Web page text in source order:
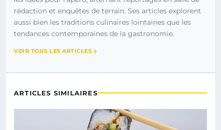
rédaction et enquêtes de terrain. Ses articles explorent
aussi bien les traditions culinaires lointaines que les
tendances contemporaines de la gastronomie.
VOIR TOUS LES ARTICLES
ARTICLES SIMILAIRES